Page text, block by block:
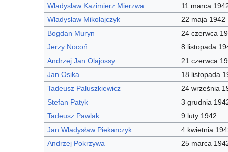
Władysław Kazimierz Mierzwa
11 marca
Władysław Mikołajczyk
22 maja 1942
Bogdan Muryn
24 czerwca
Jerzy Nocoń
8 listopada
Andrzej Jan Olajossy
21 czerwca
Jan Osika
18 listopada
Tadeusz Paluszkiewicz
24 września
Stefan Patyk
3 grudnia
Tadeusz Pawlak
9 luty 1942
Jan Władysław Piekarczyk
4 kwietnia
Andrzej Pokrzywa
25 marca